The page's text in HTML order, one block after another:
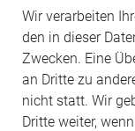
Wir verarbeiten
den in dieser
Zwecken. Eine
an Dritte zu
nicht statt. Wir
Dritte weiter,